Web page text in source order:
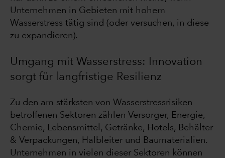
Unternehmen in Gebieten mit hohem
Wasserstress tätig sind (oder versuchen, in diese
zu expandieren).
Umgang mit Wasserstress: Innovation
sorgt für langfristige Resilienz
Zu den am stärksten von Wasserstressrisiken
betroffenen Sektoren zählen Versorger, Energie,
Chemie, Lebensmittel, Getränke, Hotels, Behälter
& Verpackungen, Halbleiter und Baumaterialien.
Unternehmen in vielen dieser Sektoren können